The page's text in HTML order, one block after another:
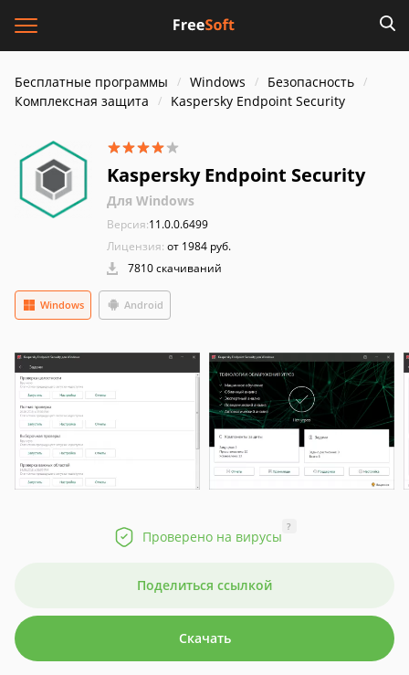
Бесплатные программы Windows
Безопасность
Комплексная защита
Kaspersky Endpoint Security
Kaspersky Endpoint Security
Для Windows
Версия:11.0.0.6499
Лицензия: от 1984 руб.
7810 скачиваний
Android
Windows
Проверено на вирусы
?
Поделиться ссылкой
Скачать